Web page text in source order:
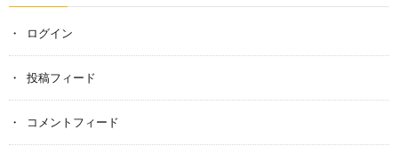
ログイン
投稿フィード
コメントフィード